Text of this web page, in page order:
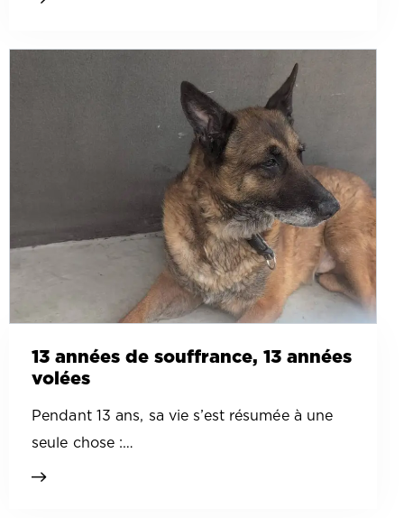
13 années de souffrance, 13 années
volées
Pendant 13 ans, sa vie s’est résumée à une
seule chose :…